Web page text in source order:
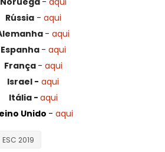
Rússia- aqui
- aqui
Espanha - aqui
França - aqui
Israel - aqui
Itália - aqui
Unido - aqui
2019